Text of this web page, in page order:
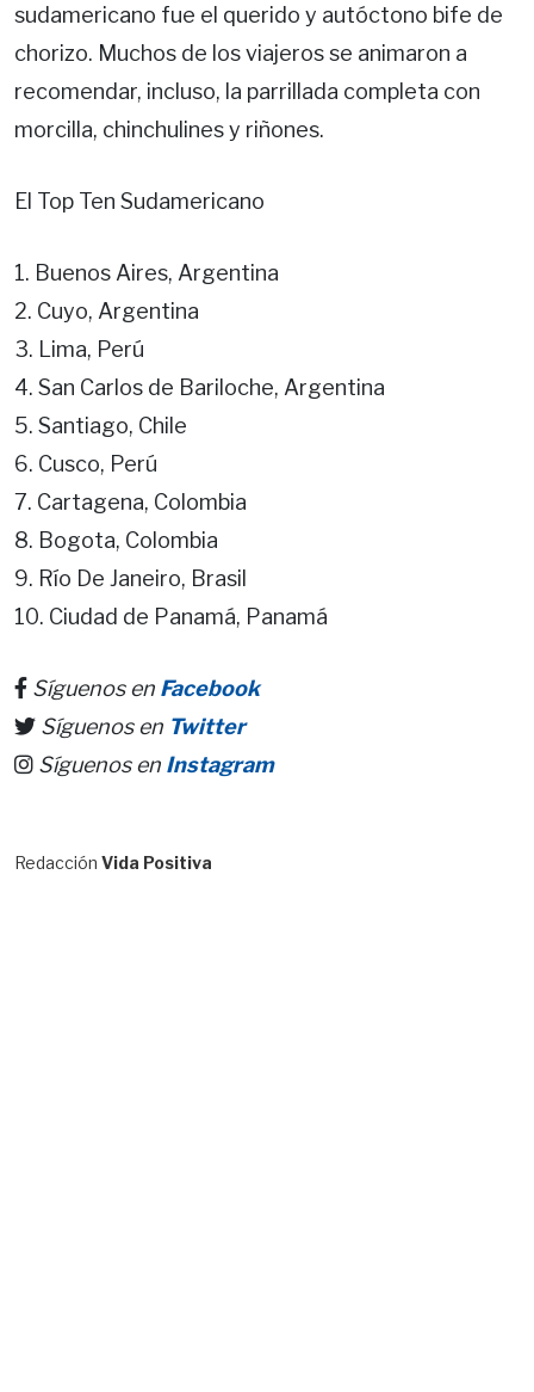
sudamericano fue el querido y autóctono bife de
chorizo. Muchos de los viajeros se animaron a
recomendar, incluso, la parrillada completa con
morcilla, chinchulines y riñones.
El Top Ten Sudamericano
1. Buenos Aires, Argentina
2. Cuyo, Argentina
3. Lima, Perú
4. San Carlos de Bariloche, Argentina
5. Santiago, Chile
6. Cusco, Perú
7. Cartagena, Colombia
8. Bogota, Colombia
9. Río De Janeiro, Brasil
10. Ciudad de Panamá, Panamá
Síguenos en Facebook
Síguenos en Twitter
Síguenos en Instagram
Redacción Vida Positiva